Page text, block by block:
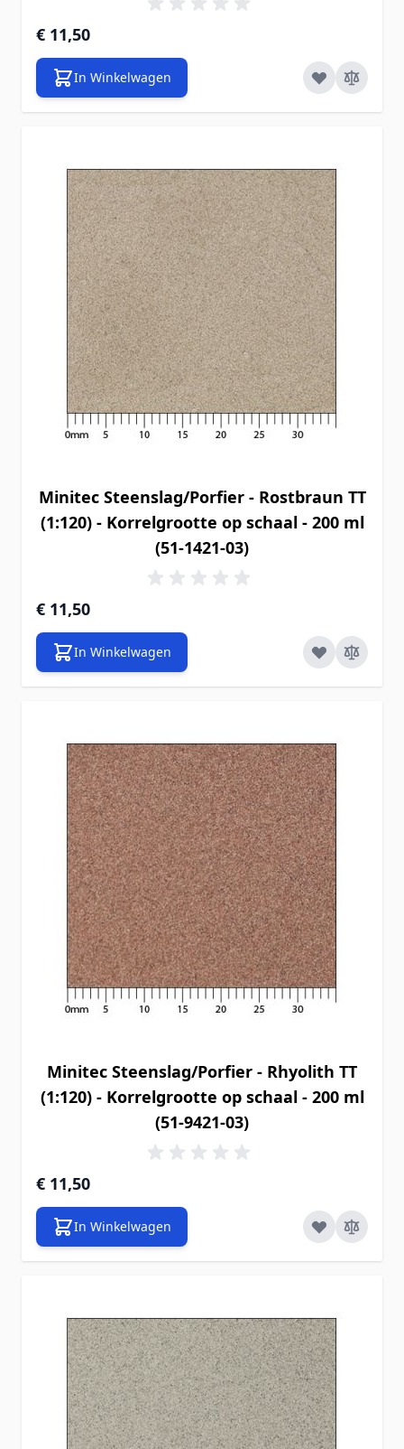
€ 11,50
In Winkelwagen
Minitec Steenslag/Porfier - Rostbraun TT
(1:120) - Korrelgrootte op schaal - 200 ml
(51-1421-03)
€ 11,50
In Winkelwagen
Minitec Steenslag/Porfier - Rhyolith TT
(1:120) - Korrelgrootte op schaal - 200 ml
(51-9421-03)
€ 11,50
In Winkelwagen